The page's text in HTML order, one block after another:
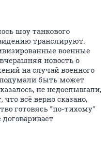
шоу танкового
транслируют.
военные
новость о
на случай военного
быть может
не недослышали,
что всё верно сказано,
готовясь "по-тихому"